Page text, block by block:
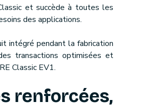
et succède à toutes les
des applications.
intégré pendant la fabrication
transactions optimisées et
Classic EV1.
renforcées,